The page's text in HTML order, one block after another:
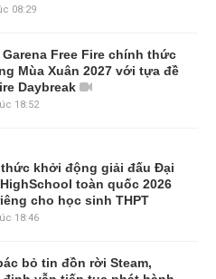
08:29
Garena Free Fire chính thức
Mùa Xuân 2027 với tựa đề
Daybreak
18:52
khởi động giải đấu Đại
toàn quốc 2026
cho học sinh THPT
18:46
bỏ tin đồn rời Steam,